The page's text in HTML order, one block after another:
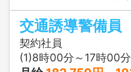
ています ＊経験者は
できます ＊新任教育
導いたします 変更範
交通誘導警備員
契約社員
(1)8時00分～17時00